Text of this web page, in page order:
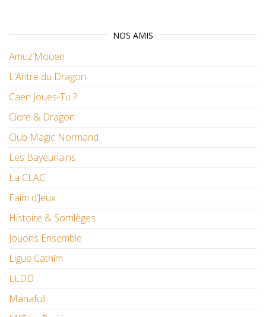
NOS AMIS
Amuz’Mouen
L’Antre du Dragon
Caen Joues-Tu ?
Cidre & Dragon
Club Magic Normand
Les Bayeunains
La CLAC
Faim d’Jeux
Histoire & Sortilèges
Jouons Ensemble
Ligue Cathîm
LLDD
Manafull